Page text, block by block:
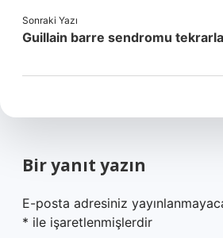
Sonraki Yazı
Guillain barre sendromu
Bir yanıt yazın
E-posta adresiniz
* ile işaretlenmişlerdir